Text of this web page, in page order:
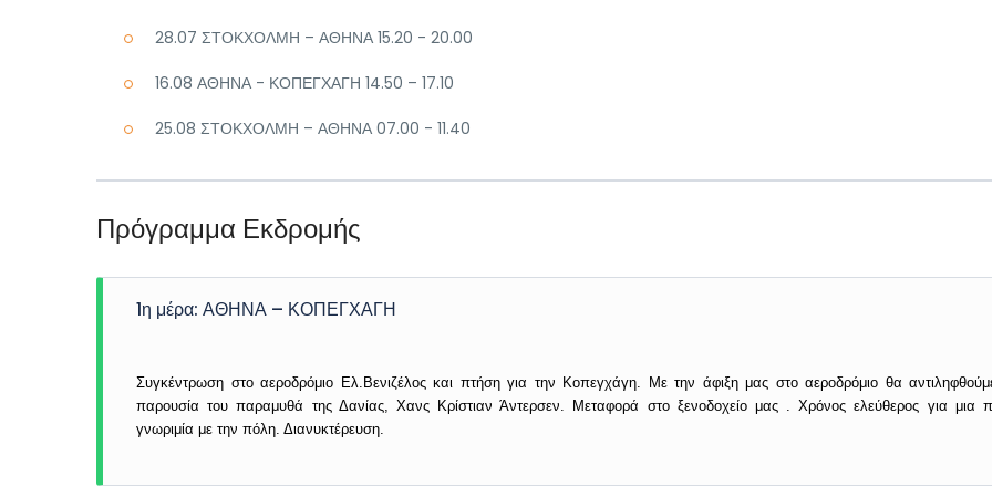
28.07 ΣΤΟΚΧΟΛΜΗ – ΑΘΗΝΑ 15.20 - 20.00
16.08 ΑΘΗΝΑ - ΚΟΠΕΓΧΑΓΗ 14.50 – 17.10
25.08 ΣΤΟΚΧΟΛΜΗ – ΑΘΗΝΑ 07.00 - 11.40
Πρόγραμμα Εκδρομής
1η μέρα: ΑΘΗΝΑ – ΚΟΠΕΓΧΑΓΗ
Συγκέντρωση στο αεροδρόμιο Ελ.Βενιζέλος και πτήση για την Κοπεγχάγη. Με την άφιξη μας στο αεροδρόμιο θα
παρουσία του παραμυθά της Δανίας, Χανς Κρίστιαν Άντερσεν. Μεταφορά στο ξενοδοχείο μας . Χρόνος ελεύθερος για μια
γνωριμία με την πόλη. Διανυκτέρευση.